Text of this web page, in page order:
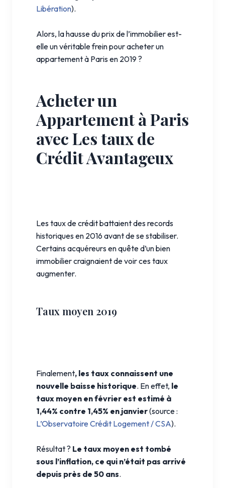
Libération).
Alors, la hausse du prix de l’immobilier est-
elle un véritable frein pour acheter un
appartement à Paris en 2019 ?
Acheter un
Appartement à Paris
avec Les taux de
Crédit Avantageux
Les taux de crédit battaient des records
historiques en 2016 avant de se stabiliser.
Certains acquéreurs en quête d’un bien
immobilier craignaient de voir ces taux
augmenter.
Taux moyen 2019
Finalement, les taux connaissent une
nouvelle baisse historique. En effet, le
taux moyen en février est estimé à
1,44% contre 1,45% en janvier(source :
L’Observatoire Crédit Logement / CSA).
Résultat ? Le taux moyen est tombé
sous l’inflation, ce qui n’était pas arrivé
depuis près de 50 ans.